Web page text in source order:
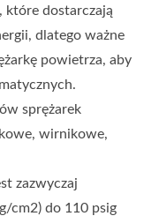
które dostarczają
dlatego ważne
powietrza, aby
sprężarek
wirnikowe,
zazwyczaj
cm2) do 110 psig